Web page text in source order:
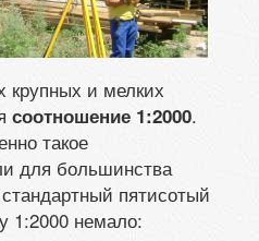
крупных и мелких
соотношение 1:2000.
такое
для большинства
пятисотый
1:2000 немало: